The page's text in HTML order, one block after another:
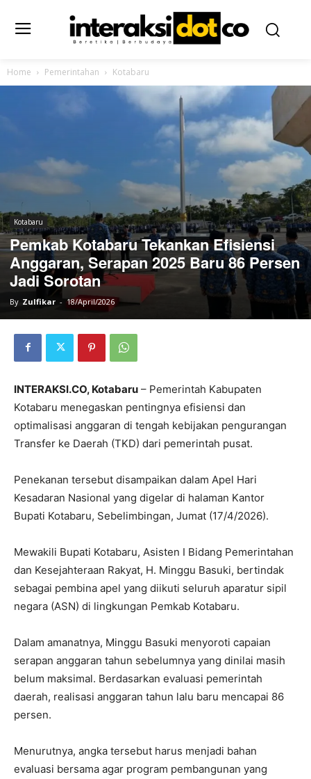
Home Pemerintahan Kotabaru
Kotabaru
Pemkab Kotabaru Tekankan Efisiensi
Anggaran, Serapan 2025 Baru 86 Persen
Jadi Sorotan
By Zulfikar - 18/April/2026
INTERAKSI.CO, Kotabaru – Pemerintah Kabupaten
Kotabaru menegaskan pentingnya efisiensi dan
optimalisasi anggaran di tengah kebijakan pengurangan
Transfer ke Daerah (TKD) dari pemerintah pusat.
Penekanan tersebut disampaikan dalam Apel Hari
Kesadaran Nasional yang digelar di halaman Kantor
Bupati Kotabaru, Sebelimbingan, Jumat (17/4/2026).
Mewakili Bupati Kotabaru, Asisten I Bidang Pemerintahan
dan Kesejahteraan Rakyat, H. Minggu Basuki, bertindak
sebagai pembina apel yang diikuti seluruh aparatur sipil
negara (ASN) di lingkungan Pemkab Kotabaru.
Dalam amanatnya, Minggu Basuki menyoroti capaian
serapan anggaran tahun sebelumnya yang dinilai masih
belum maksimal. Berdasarkan evaluasi pemerintah
daerah, realisasi anggaran tahun lalu baru mencapai 86
persen.
Menurutnya, angka tersebut harus menjadi bahan
evaluasi bersama agar program pembangunan yang